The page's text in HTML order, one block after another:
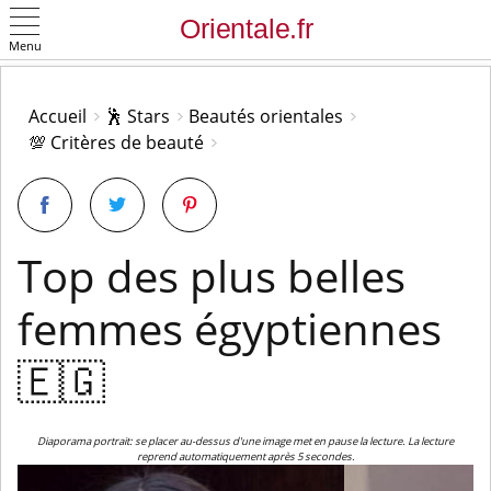
Menu
Accueil 🕺 Stars
Beautés orientales
💯 Critères de beauté
Top des plus belles
femmes égyptiennes
🇪🇬
Diaporama portrait: se placer au-dessus d'une image met en pause la lecture. La lecture
reprend automatiquement après 5 secondes.